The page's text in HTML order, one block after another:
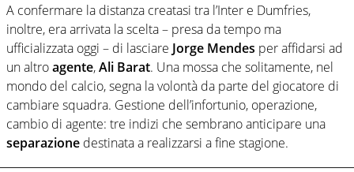
A confermare la distanza creatasi tra l’Inter e Dumfries,
inoltre, era arrivata la scelta – presa da tempo ma
ufficializzata oggi – di lasciare Jorge Mendes per affidarsi ad
un altroagente,Ali Barat. Una mossa che solitamente, nel
mondo del calcio, segna la volontà da parte del giocatore di
cambiare squadra. Gestione dell’infortunio, operazione,
cambio di agente: tre indizi che sembrano anticipare una
separazione destinata a realizzarsi a fine stagione.